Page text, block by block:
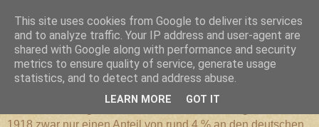
Württembergischer
Weltkriegs-Blog
1918 zwar nur einen Anteil von rund 4 % an den deutschen
This site uses cookies from Google to deliver its services
and to analyze traffic. Your IP address and user-agent are
shared with Google along with performance and security
metrics to ensure quality of service, generate usage
statistics, and to detect and address abuse.
LEARN MORE GOT IT